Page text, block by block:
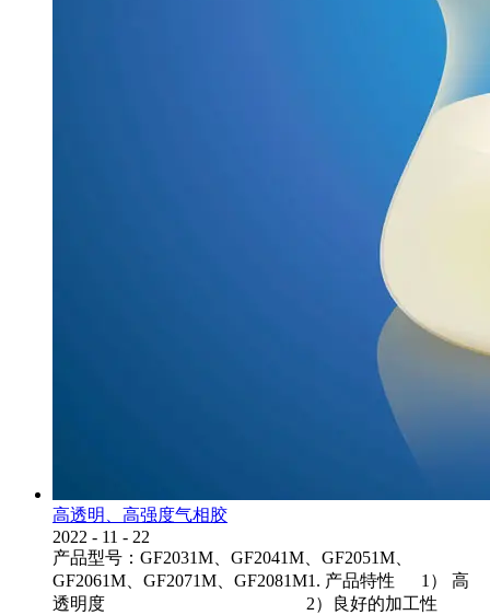
高透明、高强度气相胶
2022 - 11 - 22
产品型号：GF2031M、GF2041M、GF2051M、
GF2061M、GF2071M、GF2081M1. 产品特性 1） 高
透明度 2）良好的加工性